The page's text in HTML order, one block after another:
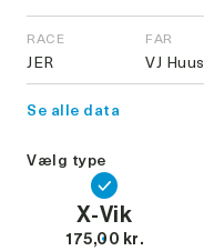
RACE
JER
FAR
VJ Huus
Se alle data
Vælg type
X-Vik
175,00 kr.